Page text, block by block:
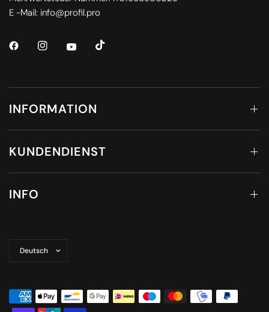
E -Mail: info@profil.pro
INFORMATION
KUNDENDIENST
INFO
aktualisieren